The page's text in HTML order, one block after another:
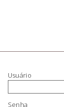
Usuário
Senha